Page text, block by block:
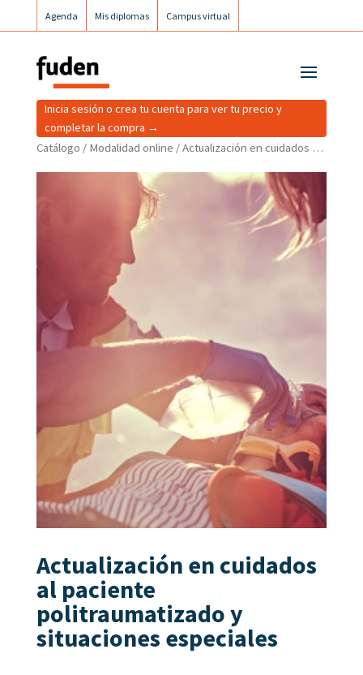
Agenda Mis diplomas Campus virtual
Catálogo / Modalidad online / Actualización en cuidados al paciente politraumatizado y situaciones especiales
Inicia sesión o crea tu cuenta para ver tu precio y
completar la compra →
Actualización en cuidados
al paciente
politraumatizado y
situaciones especiales